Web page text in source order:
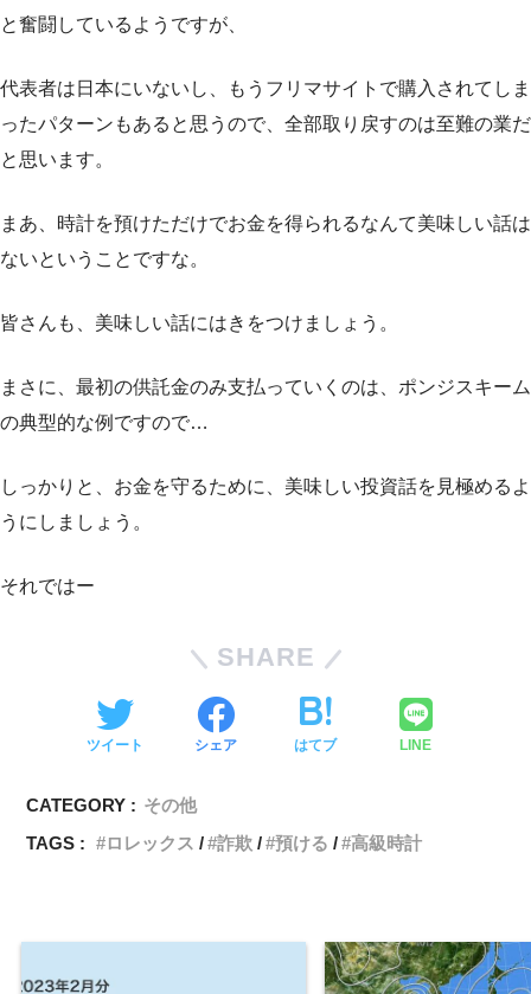
と奮闘しているようですが、
代表者は日本にいないし、もうフリマサイトで購入されてしま
ったパターンもあると思うので、全部取り戻すのは至難の業だ
と思います。
まあ、時計を預けただけでお金を得られるなんて美味しい話は
ないということですな。
皆さんも、美味しい話にはきをつけましょう。
まさに、最初の供託金のみ支払っていくのは、ポンジスキーム
の典型的な例ですので…
しっかりと、お金を守るために、美味しい投資話を見極めるよ
うにしましょう。
それではー
SHARE
ツイート シェア はてブ LINE
CATEGORY : その他
TAGS :
ロレックス 詐欺 預ける 高級時計